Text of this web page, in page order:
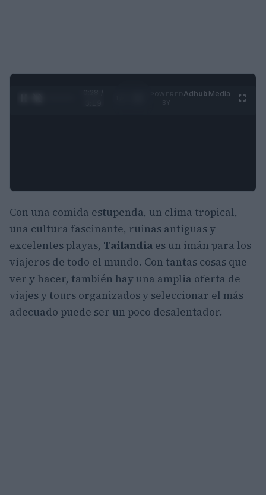
0:29 /
Adhub Media
Con una comida estupenda, un clima tropical,
una cultura fascinante, ruinas antiguas y
excelentes playas, Tailandia es un imán para los
viajeros de todo el mundo. Con tantas cosas que
ver y hacer, también hay una amplia oferta de
viajes y tours organizados y seleccionar el más
adecuado puede ser un poco desalentador.